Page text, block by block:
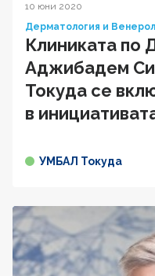
10 юни 2020
Дерматология и
Клиниката по
Аджибадем
Токуда се
в
УМБАЛ Токуда